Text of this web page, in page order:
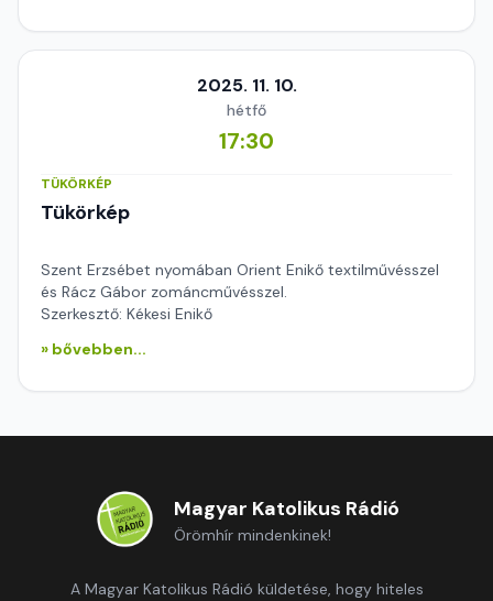
2025. 11. 10.
hétfő
17:30
TÜKÖRKÉP
Tükörkép
Szent Erzsébet nyomában Orient Enikő textilművésszel
és Rácz Gábor zománcművésszel.
Szerkesztő: Kékesi Enikő
» bővebben...
Magyar Katolikus Rádió
Örömhír mindenkinek!
A Magyar Katolikus Rádió küldetése, hogy hiteles